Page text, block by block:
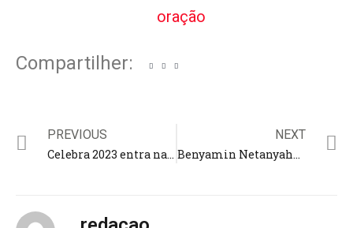
oração
Compartilher:
PREVIOUS
Celebra 2023 entra na segunda edição e traz a Manaus a banda “Novo Som” e a pregadora “Vitória Souza”
NEXT
Benyamin Netanyahu ganha título de cidadão de Rondônia por “relevantes serviços” prestados ao Estado